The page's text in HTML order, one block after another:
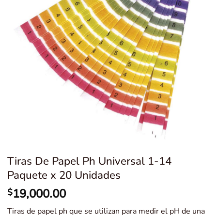
Tiras De Papel Ph Universal 1-14
Paquete x 20 Unidades
$19,000.00
Tiras de papel ph que se utilizan para medir el pH de una